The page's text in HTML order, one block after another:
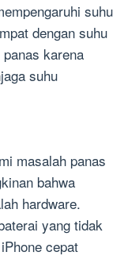
suhu
dengan suhu
karena
suhu
masalah panas
bahwa
hardware.
yang tidak
cepat